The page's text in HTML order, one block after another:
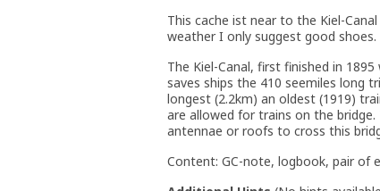
This cache ist near to the Kiel-
weather I only suggest good
The Kiel-Canal, first finished in
saves ships the 410 seemiles long
longest (2.2km) an oldest (1919)
are allowed for trains on the
antennae or roofs to cross this
Content: GC-note, logbook, pair of